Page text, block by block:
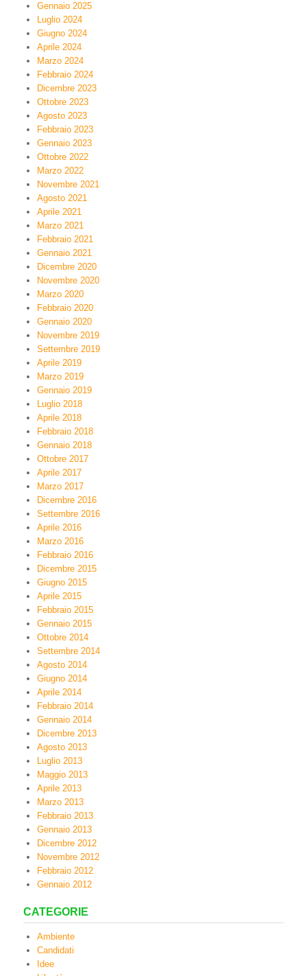
Gennaio 2025
Luglio 2024
Giugno 2024
Aprile 2024
Marzo 2024
Febbraio 2024
Dicembre 2023
Ottobre 2023
Agosto 2023
Febbraio 2023
Gennaio 2023
Ottobre 2022
Marzo 2022
Novembre 2021
Agosto 2021
Aprile 2021
Marzo 2021
Febbraio 2021
Gennaio 2021
Dicembre 2020
Novembre 2020
Marzo 2020
Febbraio 2020
Gennaio 2020
Novembre 2019
Settembre 2019
Aprile 2019
Marzo 2019
Gennaio 2019
Luglio 2018
Aprile 2018
Febbraio 2018
Gennaio 2018
Ottobre 2017
Aprile 2017
Marzo 2017
Dicembre 2016
Settembre 2016
Aprile 2016
Marzo 2016
Febbraio 2016
Dicembre 2015
Giugno 2015
Aprile 2015
Febbraio 2015
Gennaio 2015
Ottobre 2014
Settembre 2014
Agosto 2014
Giugno 2014
Aprile 2014
Febbraio 2014
Gennaio 2014
Dicembre 2013
Agosto 2013
Luglio 2013
Maggio 2013
Aprile 2013
Marzo 2013
Febbraio 2013
Gennaio 2013
Dicembre 2012
Novembre 2012
Febbraio 2012
Gennaio 2012
CATEGORIE
Ambiente
Candidati
Idee